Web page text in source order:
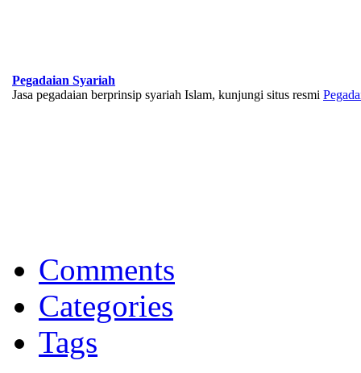
Pegadaian Syariah
Jasa pegadaian berprinsip syariah Islam, kunjungi situs resmi
Memberikan yang terbaik sesuai kaidah Islam, kunjungi situs resmi
Comments
Categories
Tags